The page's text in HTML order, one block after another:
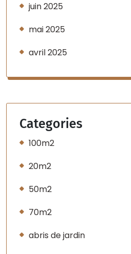
juin 2025
mai 2025
avril 2025
Categories
100m2
20m2
50m2
70m2
abris de jardin